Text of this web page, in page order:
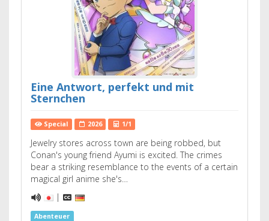
Eine Antwort, perfekt und mit
Sternchen
Special 2026 1/1
Jewelry stores across town are being robbed, but
Conan's young friend Ayumi is excited. The crimes
bear a striking resemblance to the events of a certain
magical girl anime she's…
|
Abenteuer